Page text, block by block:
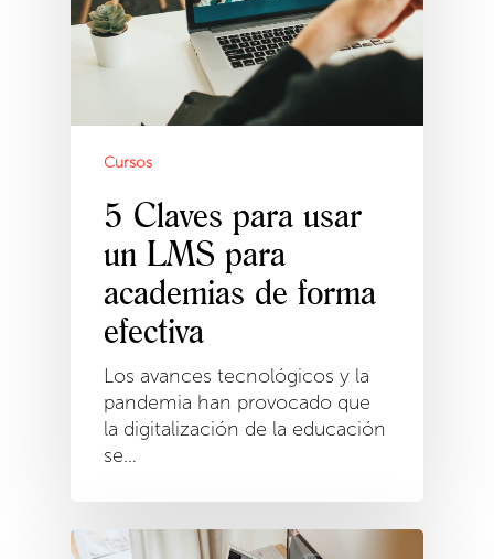
Cursos
5 Claves para usar
un LMS para
academias de forma
efectiva
Los avances tecnológicos y la
pandemia han provocado que
la digitalización de la educación
se…